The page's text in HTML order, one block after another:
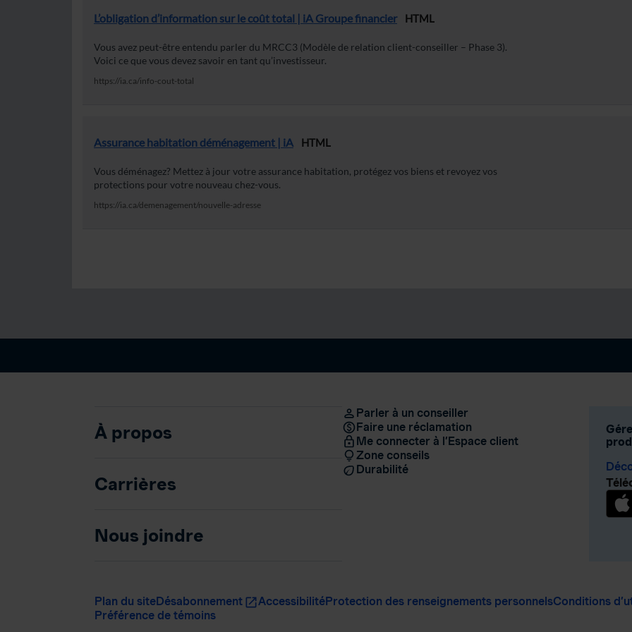
L’obligation d’information sur le coût total | iA Groupe financier HTML
Vous avez peut-être entendu parler du MRCC3 (Modèle de relation client-conseiller – Phase 3).
Voici ce que vous devez savoir en tant qu’investisseur.
https://ia.ca/info-cout-total
Assurance habitation déménagement | iA HTML
Vous déménagez? Mettez à jour votre assurance habitation, protégez vos biens et revoyez vos
protections pour votre nouveau chez-vous.
https://ia.ca/demenagement/nouvelle-adresse
À propos
Carrières
Nous joindre
Parler à un conseiller
Faire une réclamation
Me connecter à l’Espace client
Zone conseils
Durabilité
Plan du siteDésabonnement AccessibilitéProtection des renseignements personnelsConditions
Préférence de témoins